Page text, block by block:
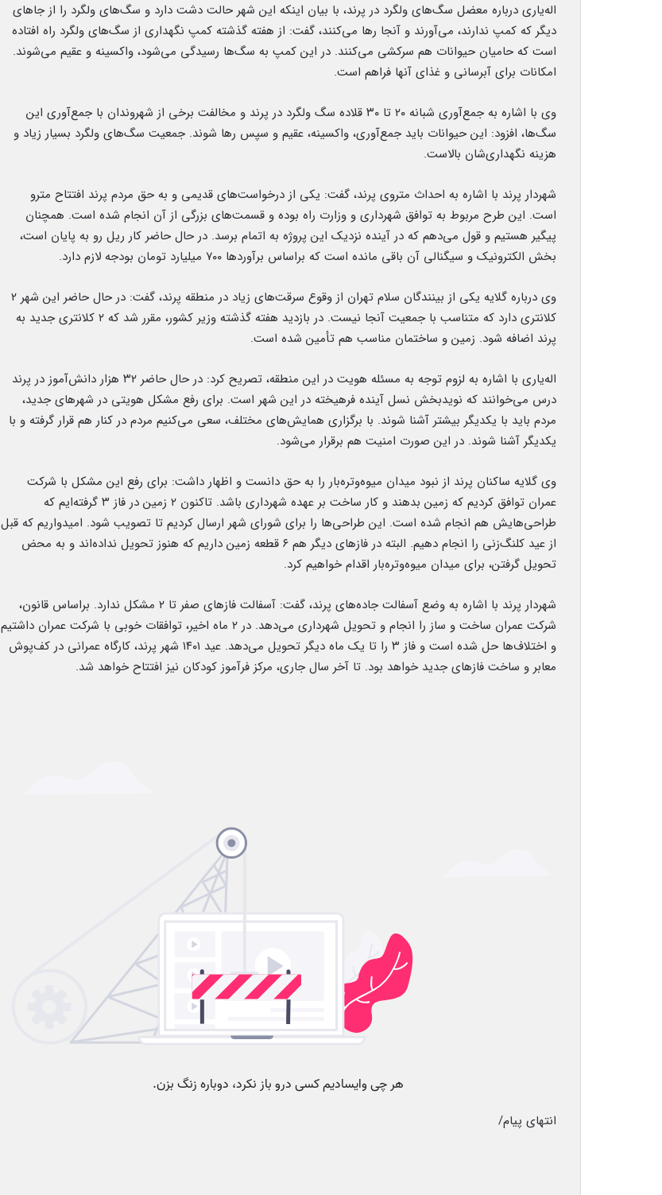
اله‌یاری درباره معضل سگ‌های ولگرد در پرند، با بیان اینکه این شهر حالت دشت دارد و سگ‌های ولگرد را از جاهای
دیگر که کمپ ندارند، می‌آورند و آنجا رها می‌کنند، گفت: از هفته گذشته کمپ نگهداری از سگ‌های ولگرد راه افتاده
است که حامیان حیوانات هم سرکشی می‌کنند. در این کمپ به سگ‌ها رسیدگی می‌شود، واکسینه و عقیم می‌شوند.
امکانات برای آبرسانی و غذای آنها فراهم است.
وی با اشاره به جمع‌آوری شبانه ۲۰ تا ۳۰ قلاده سگ ولگرد در پرند و مخالفت برخی از شهروندان با جمع‌آوری این
سگ‌ها، افزود: این حیوانات باید جمع‌آوری، واکسینه، عقیم و سپس رها شوند. جمعیت سگ‌های ولگرد بسیار زیاد و
هزینه نگهداری‌شان بالاست.
شهردار پرند با اشاره به احداث متروی پرند، گفت: یکی از درخواست‌های قدیمی و به حق مردم پرند افتتاح مترو
است. این طرح مربوط به توافق شهرداری و وزارت راه بوده و قسمت‌های بزرگی از آن انجام شده است. همچنان
پیگیر هستیم و قول می‌دهم که در آینده نزدیک این پروژه به اتمام برسد. در حال حاضر کار ریل رو به پایان است،
بخش الکترونیک و سیگنالی آن باقی مانده است که براساس برآوردها ۷۰۰ میلیارد تومان بودجه لازم دارد.
وی درباره گلایه یکی از بینندگان سلام تهران از وقوع سرقت‌های زیاد در منطقه پرند، گفت: در حال حاضر این شهر ۲
کلانتری دارد که متناسب با جمعیت آنجا نیست. در بازدید هفته گذشته وزیر کشور، مقرر شد که ۲ کلانتری جدید به
پرند اضافه شود. زمین و ساختمان مناسب هم تأمین شده است.
اله‌یاری با اشاره به لزوم توجه به مسئله هویت در این منطقه، تصریح کرد: در حال حاضر ۳۲ هزار دانش‌آموز در پرند
درس می‌خوانند که نوید‌بخش نسل آینده فرهیخته در این شهر است. برای رفع مشکل هویتی در شهرهای جدید،
مردم باید با یکدیگر بیشتر آشنا شوند. با برگزاری همایش‌های مختلف، سعی می‌کنیم مردم در کنار هم قرار گرفته و با
یکدیگر آشنا شوند. در این صورت امنیت هم برقرار می‌شود.
وی گلایه ساکنان پرند از نبود میدان میوه‌وتره‌بار را به حق دانست و اظهار داشت: برای رفع این مشکل با شرکت
عمران توافق کردیم که زمین بدهند و کار ساخت بر عهده شهرداری باشد. تاکنون ۲ زمین در فاز ۳ گرفته‌ایم که
طراحی‌هایش هم انجام شده است. این طراحی‌ها را برای شورای شهر ارسال کردیم تا تصویب شود. امیدواریم که قبل
از عید کلنگ‌زنی را انجام دهیم. البته در فازهای دیگر هم ۶ قطعه زمین داریم که هنوز تحویل نداده‌اند و به محض
تحویل گرفتن، برای میدان میوه‌وتره‌بار اقدام خواهیم کرد‌.
شهردار پرند با اشاره به وضع آسفالت جاده‌های پرند، گفت: آسفالت فازهای صفر تا ۲ مشکل ندارد. براساس قانون،
شرکت عمران ساخت و ساز را انجام و تحویل شهرداری می‌دهد. در ۲ ماه اخیر، توافقات خوبی با شرکت عمران داشتیم
و اختلا‌ف‌ها حل شده است و فاز ۳ را تا یک ماه دیگر تحویل می‌دهد. عید ۱۴۰۱ شهر پرند، کارگاه عمرانی در کف‌پوش
معابر و ساخت فازهای جدید خواهد بود. تا آخر سال جاری، مرکز فرآموز کودکان نیز افتتاح خواهد شد.
انتهای پیام/